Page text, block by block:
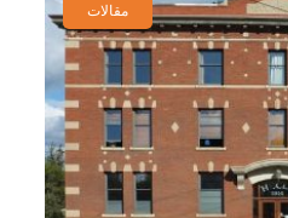
مقالات